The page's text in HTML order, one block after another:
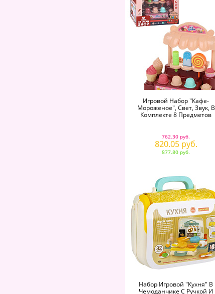
Игровой Набор "Кафе-
Мороженое", Свет, Звук, В
Комплекте 8 Предметов
762.30 руб.
820.05 руб.
877.80 руб.
Набор Игровой "Кухня" В
Чемоданчике С Ручкой И